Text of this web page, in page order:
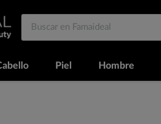
Piel Hombre